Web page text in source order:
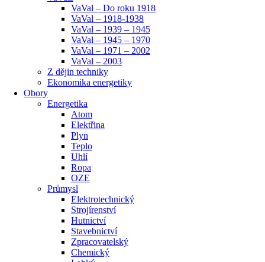
VaVal – Do roku 1918
VaVal – 1918-1938
VaVal – 1939 – 1945
VaVal – 1945 – 1970
VaVal – 1971 – 2002
VaVal – 2003
Z dějin techniky
Ekonomika energetiky
Obory
Energetika
Atom
Elektřina
Plyn
Teplo
Uhlí
Ropa
OZE
Průmysl
Elektrotechnický
Strojírenství
Hutnictví
Stavebnictví
Zpracovatelský
Chemický